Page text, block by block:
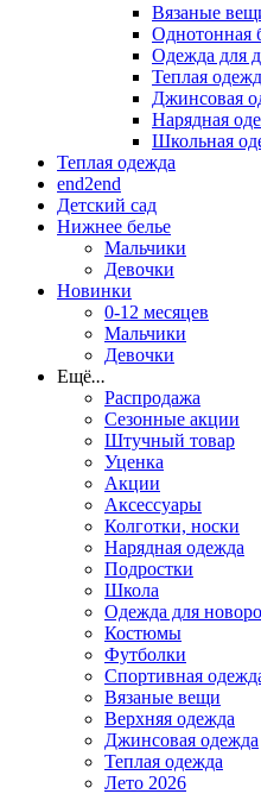
Вязаные
Однотонная
Одежда для
Теплая
Джинсовая
Нарядная
Школьная
Теплая одежда
end2end
Детский сад
Нижнее белье
Мальчики
Девочки
Новинки
0-12 месяцев
Мальчики
Девочки
Ещё...
Распродажа
Сезонные акции
Штучный товар
Уценка
Акции
Аксессуары
Колготки, носки
Нарядная одежда
Подростки
Школа
Одежда для
Костюмы
Футболки
Спортивная
Вязаные вещи
Верхняя одежда
Джинсовая одежда
Теплая одежда
Лето 2026